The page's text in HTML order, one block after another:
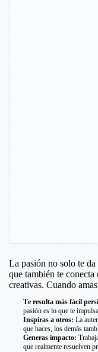
La pasión no solo te
que también te
creativas. Cuando
Te resulta más fácil
pasión es lo que te
Inspiras a otros: La
que haces, los demás
Generas impacto:
que realmente resuelven